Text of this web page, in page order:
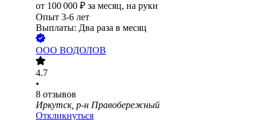
от 100 000 ₽ за месяц, на руки
Опыт 3-6 лет
Выплаты: Два раза в месяц
ООО ВОДОЛОВ
4.7
•
8 отзывов
Иркутск, р-н Правобережный
Откликнуться